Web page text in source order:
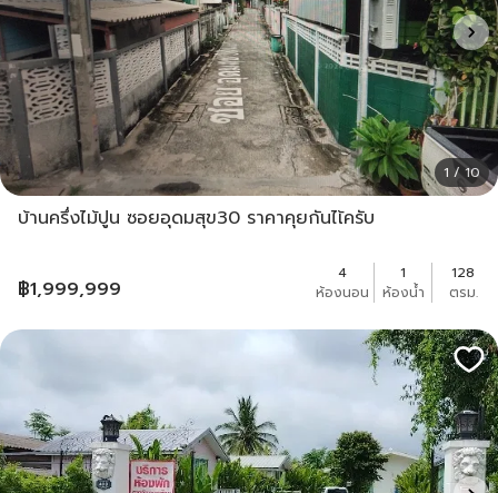
1 / 10
บ้านครึ่งไม้ปูน ซอยอุดมสุข30 ราคาคุยกันไเ้ครับ
฿1,999,999
4
ห้องนอน
1
ห้องน้ำ
128
ตรม.